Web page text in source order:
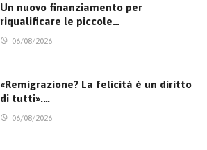
Un nuovo finanziamento per
riqualificare le piccole…
06/08/2026
«Remigrazione? La felicità è un diritto
di tutti».…
06/08/2026